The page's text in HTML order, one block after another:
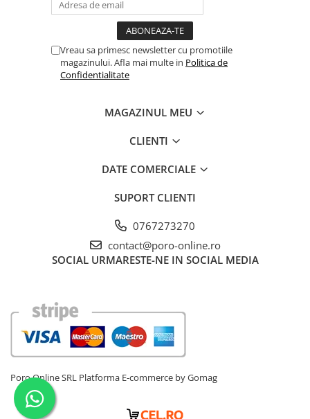
Vreau sa primesc newsletter cu promotiile
magazinului. Afla mai multe in Politica de
Confidentialitate
MAGAZINUL MEU
CLIENTI
DATE COMERCIALE
SUPORT CLIENTI
0767273270
contact@poro-online.ro
SOCIAL URMARESTE-NE IN SOCIAL MEDIA
Poro Online SRL Platforma E-commerce by Gomag